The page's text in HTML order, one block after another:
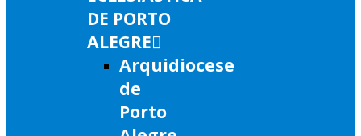
DE PORTO
ALEGRE
Arquidiocese
de
Porto